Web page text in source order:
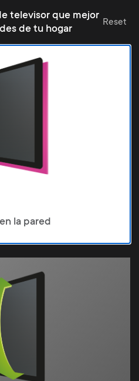
televisor que mejor
de tu hogar
Reset
la pared